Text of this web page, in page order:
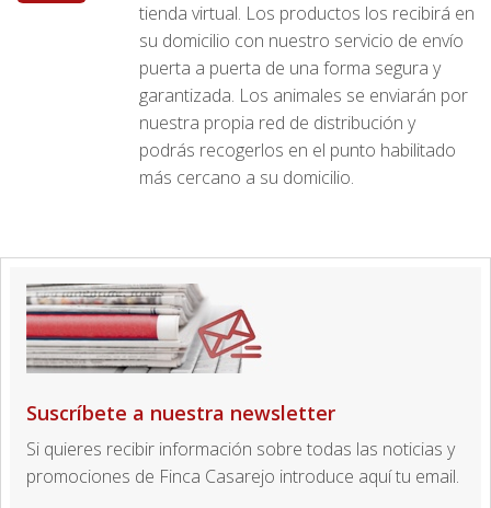
tienda virtual. Los productos los recibirá en
su domicilio con nuestro servicio de envío
puerta a puerta de una forma segura y
garantizada. Los animales se enviarán por
nuestra propia red de distribución y
podrás recogerlos en el punto habilitado
más cercano a su domicilio.
Suscríbete a nuestra newsletter
Si quieres recibir información sobre todas las noticias y
promociones de Finca Casarejo introduce aquí tu email.